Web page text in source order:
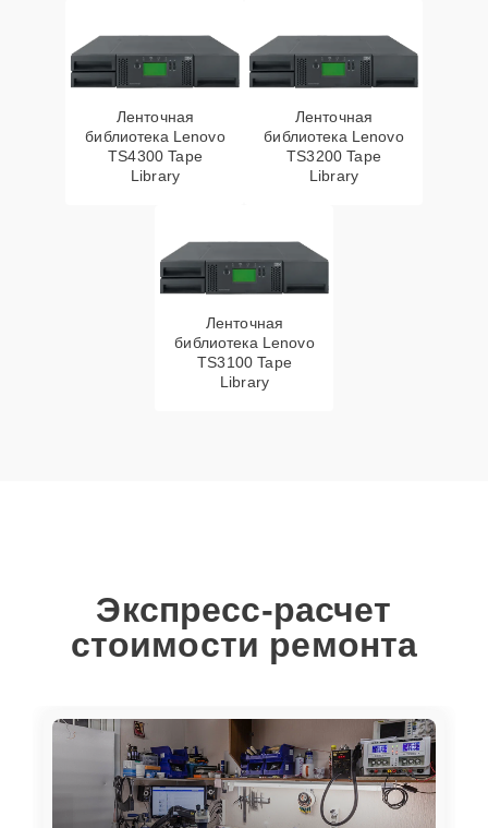
Ленточная
библиотека Lenovo
TS4300 Tape
Library
Ленточная
библиотека Lenovo
TS3200 Tape
Library
Ленточная
библиотека Lenovo
TS3100 Tape
Library
Экспресс-расчет
стоимости ремонта